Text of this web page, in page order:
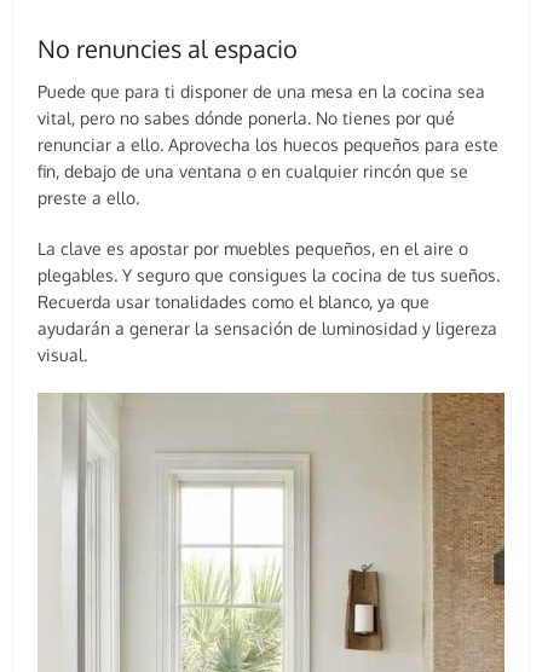
No renuncies al espacio
Puede que para ti disponer de una mesa en la cocina sea
vital, pero no sabes dónde ponerla. No tienes por qué
renunciar a ello. Aprovecha los huecos pequeños para este
fin, debajo de una ventana o en cualquier rincón que se
preste a ello.
La clave es apostar por muebles pequeños, en el aire o
plegables. Y seguro que consigues la cocina de tus sueños.
Recuerda usar tonalidades como el blanco, ya que
ayudarán a generar la sensación de luminosidad y ligereza
visual.